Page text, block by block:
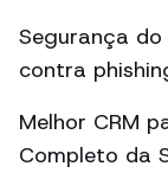
Segurança do
contra
Melhor CRM
Completo da